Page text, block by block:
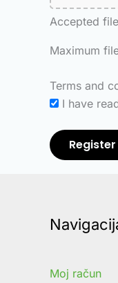
Accepted
Maximum
Terms and
I have
Register
Moj račun